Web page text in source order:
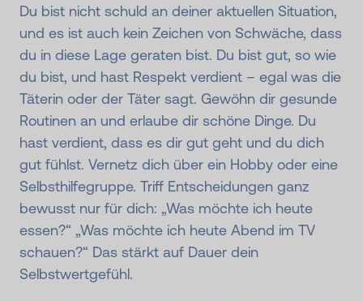
Du bist nicht schuld an deiner aktuellen Situation,
und es ist auch kein Zeichen von Schwäche, dass
du in diese Lage geraten bist. Du bist gut, so wie
du bist, und hast Respekt verdient – egal was die
Täterin oder der Täter sagt. Gewöhn dir gesunde
Routinen an und erlaube dir schöne Dinge. Du
hast verdient, dass es dir gut geht und du dich
gut fühlst. Vernetz dich über ein Hobby oder eine
Selbsthilfegruppe. Triff Entscheidungen ganz
bewusst nur für dich: „Was möchte ich heute
essen?“ „Was möchte ich heute Abend im TV
schauen?“ Das stärkt auf Dauer dein
Selbstwertgefühl.